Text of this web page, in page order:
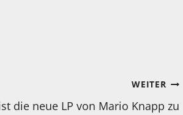
WEITER
die neue LP von Mario Knapp zu